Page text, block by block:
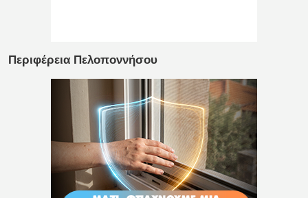
Περιφέρεια Πελοποννήσου